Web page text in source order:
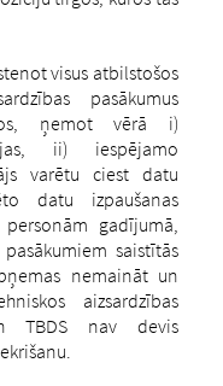
visus atbilstošos
pasākumus
ņemot vērā i)
ii) iespējamo
varētu ciest datu
datu izpaušanas
gadījumā,
saistītās
nemaināt un
aizsardzības
TBDS nav devis